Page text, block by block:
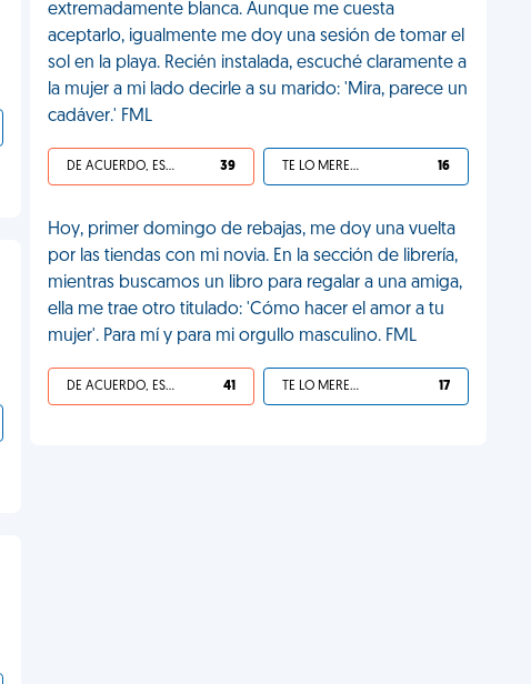
extremadamente blanca. Aunque me cuesta
aceptarlo, igualmente me doy una sesión de tomar el
sol en la playa. Recién instalada, escuché claramente a
la mujer a mi lado decirle a su marido: 'Mira, parece un
cadáver.' FML
DE ACUERDO, ES UNA VIDA HP 39 TE LO MERECES 16
Hoy, primer domingo de rebajas, me doy una vuelta
por las tiendas con mi novia. En la sección de librería,
mientras buscamos un libro para regalar a una amiga,
ella me trae otro titulado: 'Cómo hacer el amor a tu
mujer'. Para mí y para mi orgullo masculino. FML
DE ACUERDO, ES UNA VIDA HP 41 TE LO MERECES 17